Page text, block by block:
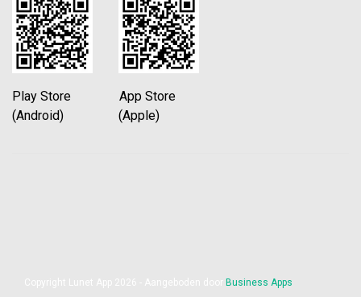
Play Store App Store
(Android) (Apple)
Business Apps